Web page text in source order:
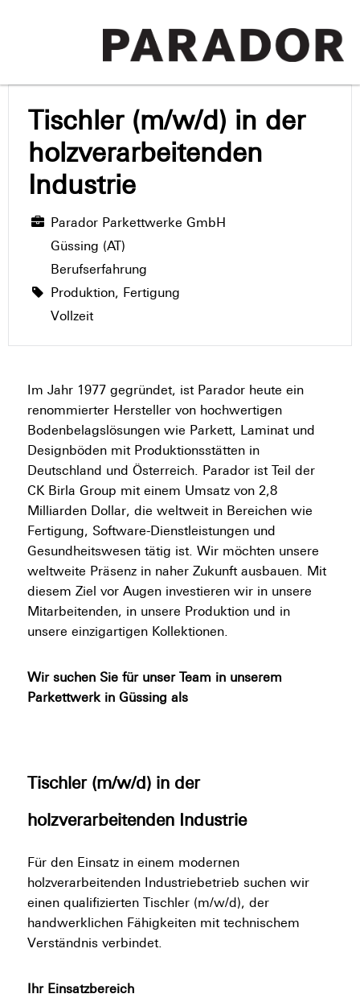
Tischler (m/w/d) in der
holzverarbeitenden
Industrie
Parador Parkettwerke GmbH
Güssing (AT)
Berufserfahrung
Produktion, Fertigung
Vollzeit
Im Jahr 1977 gegründet, ist Parador heute ein
renommierter Hersteller von hochwertigen
Bodenbelagslösungen wie Parkett, Laminat und
Designböden mit Produktionsstätten in
Deutschland und Österreich. Parador ist Teil der
CK Birla Group mit einem Umsatz von 2,8
Milliarden Dollar, die weltweit in Bereichen wie
Fertigung, Software-Dienstleistungen und
Gesundheitswesen tätig ist. Wir möchten unsere
weltweite Präsenz in naher Zukunft ausbauen. Mit
diesem Ziel vor Augen investieren wir in unsere
Mitarbeitenden, in unsere Produktion und in
unsere einzigartigen Kollektionen.
Wir suchen Sie für unser Team in unserem
Parkettwerk in Güssing als
Tischler (m/w/d) in der
holzverarbeitenden Industrie
Für den Einsatz in einem modernen
holzverarbeitenden Industriebetrieb suchen wir
einen qualifizierten Tischler (m/w/d), der
handwerklichen Fähigkeiten mit technischem
Verständnis verbindet.
Ihr Einsatzbereich